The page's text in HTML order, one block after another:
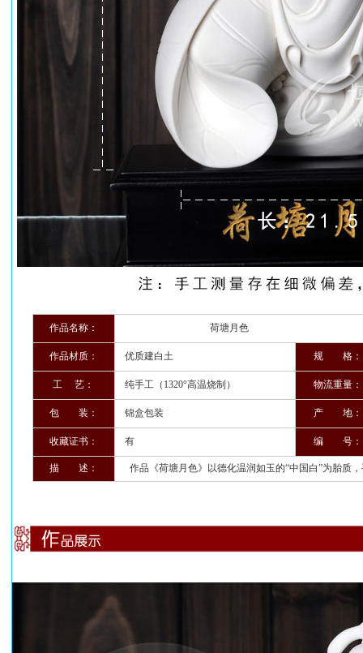
作品名称： 荷塘月色
作品材质： 优质建白土 规 格：
工 艺： 纯手工（1320°高温烧制） 物流重量：
包 装： 锦盒包装 产 地：
收藏证书： 有 编 号：
描 述： 作品《荷塘月色》以德化温润如玉的“中国白”为胎质